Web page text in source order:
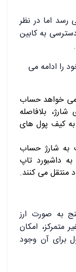
رسد اما در نظر
به کابین
را ادامه می
می خواهد حساب
بلافاصله
کیف پول های
به شارژ حساب
داشبورد تاپ
منتقل می کنند.
به صورت ارز
متمرکز، امکان
برای آن وجود